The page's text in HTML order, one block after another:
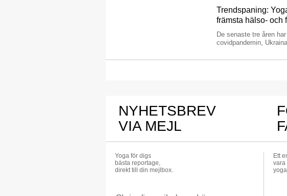
Trendspaning:
främsta hälso- och
De senaste tre åren
covidpandemin,
NYHETSBREV
VIA MEJL
Yoga för digs
bästa reportage,
direkt till din mejlbox.
Ett
vara